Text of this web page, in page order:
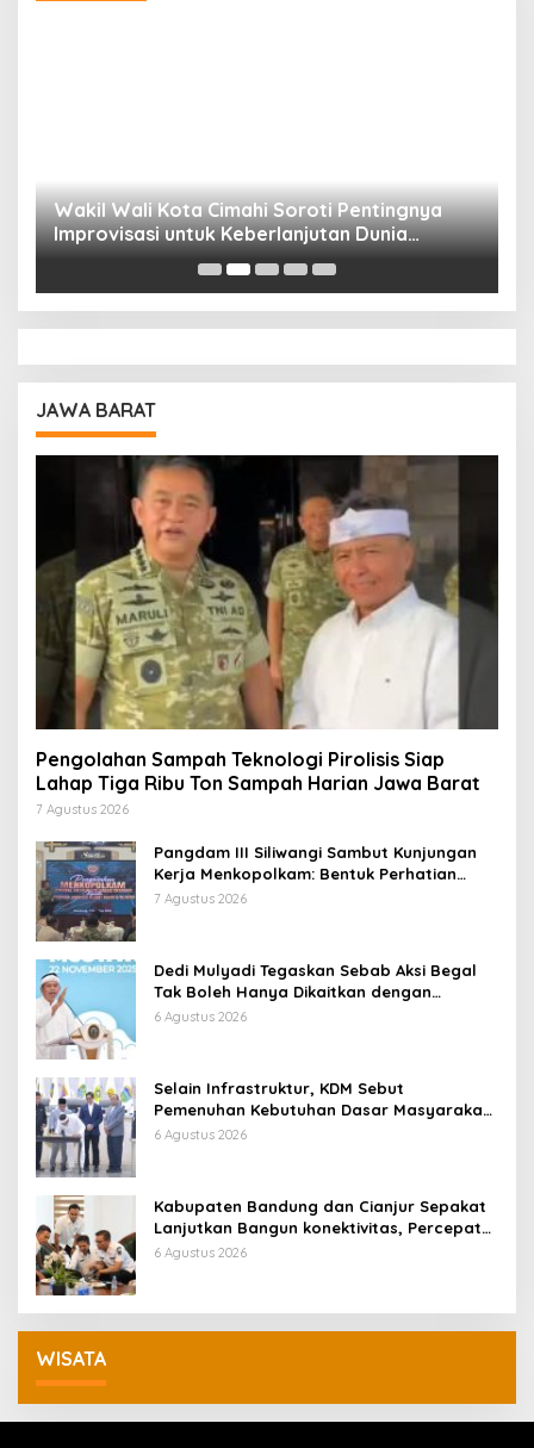
Wakil Wali Kota Cimahi Soroti Pentingnya
Improvisasi untuk Keberlanjutan Dunia
Pendidikan
JAWA BARAT
Pengolahan Sampah Teknologi Pirolisis Siap
Lahap Tiga Ribu Ton Sampah Harian Jawa Barat
7 Agustus 2026
Pangdam III Siliwangi Sambut Kunjungan
Kerja Menkopolkam: Bentuk Perhatian
Pemerintah
7 Agustus 2026
Dedi Mulyadi Tegaskan Sebab Aksi Begal
Tak Boleh Hanya Dikaitkan dengan
Ekonomi
6 Agustus 2026
Selain Infrastruktur, KDM Sebut
Pemenuhan Kebutuhan Dasar Masyarakat
Jadi Fokus APBD Jabar 2027
6 Agustus 2026
Kabupaten Bandung dan Cianjur Sepakat
Lanjutkan Bangun konektivitas, Percepat
Pertumbuhan Ekonomi Daerah
6 Agustus 2026
WISATA